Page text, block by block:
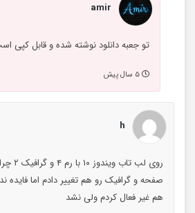
amir
تو جعبه دانلود نوشته شده و قابل کپی
h
روی لب
صفحه و گرافیک رو هم تغییر دادم اما
هم غیر فعال کردم ولی نشد